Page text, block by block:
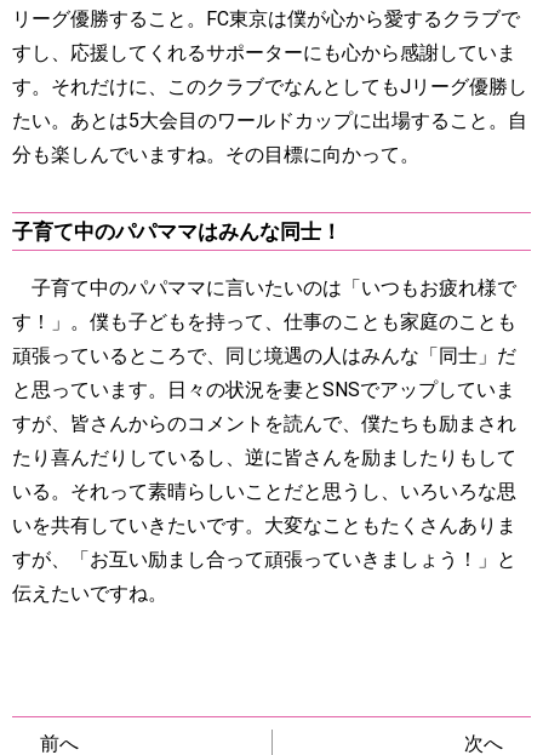
リーグ優勝すること。FC東京は僕が心から愛するクラブで
すし、応援してくれるサポーターにも心から感謝していま
す。それだけに、このクラブでなんとしてもJリーグ優勝し
たい。あとは5大会目のワールドカップに出場すること。自
分も楽しんでいますね。その目標に向かって。
子育て中のパパママはみんな同士！
子育て中のパパママに言いたいのは「いつもお疲れ様で
す！」。僕も子どもを持って、仕事のことも家庭のことも
頑張っているところで、同じ境遇の人はみんな「同士」だ
と思っています。日々の状況を妻とSNSでアップしていま
すが、皆さんからのコメントを読んで、僕たちも励まされ
たり喜んだりしているし、逆に皆さんを励ましたりもして
いる。それって素晴らしいことだと思うし、いろいろな思
いを共有していきたいです。大変なこともたくさんありま
すが、「お互い励まし合って頑張っていきましょう！」と
伝えたいですね。
前へ 次へ